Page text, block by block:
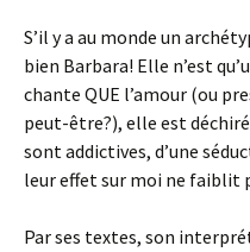
S’il y a au monde un
bien Barbara! Elle n’est
chante QUE l’amour (ou
peut-être?), elle est
sont addictives, d’une
leur effet sur moi ne faiblit
Par ses textes, son